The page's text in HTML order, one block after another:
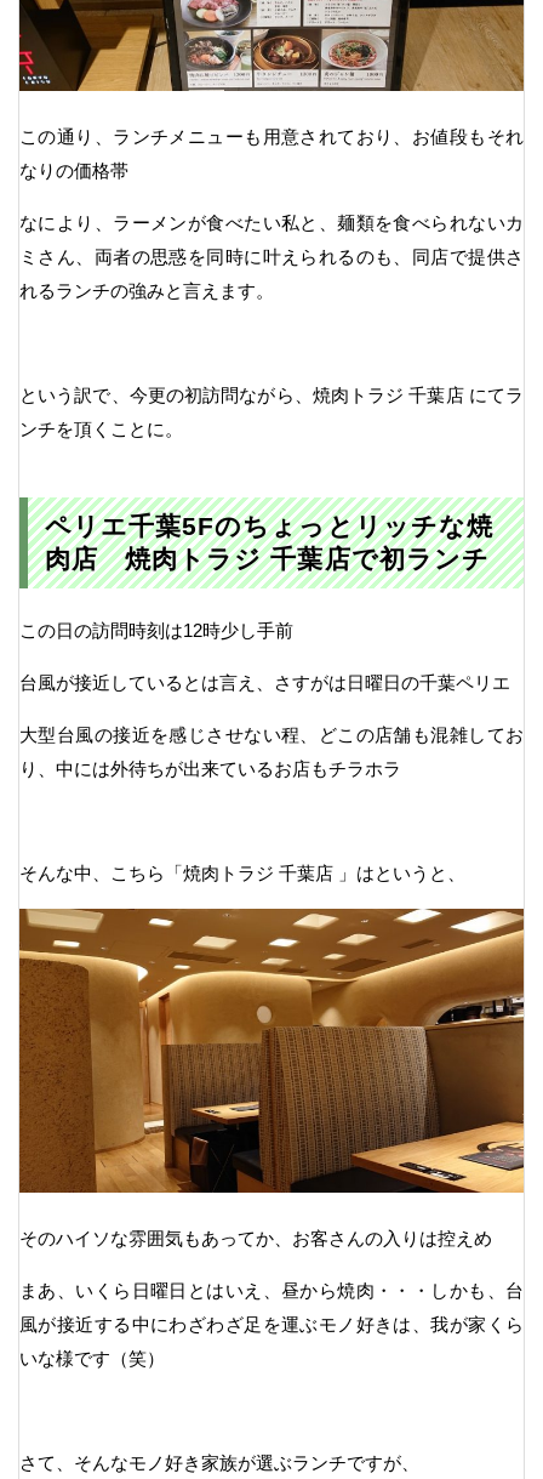
この通り、ランチメニューも用意されており、お値段もそれ
なりの価格帯
なにより、ラーメンが食べたい私と、麺類を食べられないカ
ミさん、両者の思惑を同時に叶えられるのも、同店で提供さ
れるランチの強みと言えます。
という訳で、今更の初訪問ながら、焼肉トラジ 千葉店 にてラ
ンチを頂くことに。
ペリエ千葉5Fのちょっとリッチな焼
肉店 焼肉トラジ 千葉店で初ランチ
この日の訪問時刻は12時少し手前
台風が接近しているとは言え、さすがは日曜日の千葉ペリエ
大型台風の接近を感じさせない程、どこの店舗も混雑してお
り、中には外待ちが出来ているお店もチラホラ
そんな中、こちら「焼肉トラジ 千葉店 」はというと、
そのハイソな雰囲気もあってか、お客さんの入りは控えめ
まあ、いくら日曜日とはいえ、昼から焼肉・・・しかも、台
風が接近する中にわざわざ足を運ぶモノ好きは、我が家くら
いな様です（笑）
さて、そんなモノ好き家族が選ぶランチですが、